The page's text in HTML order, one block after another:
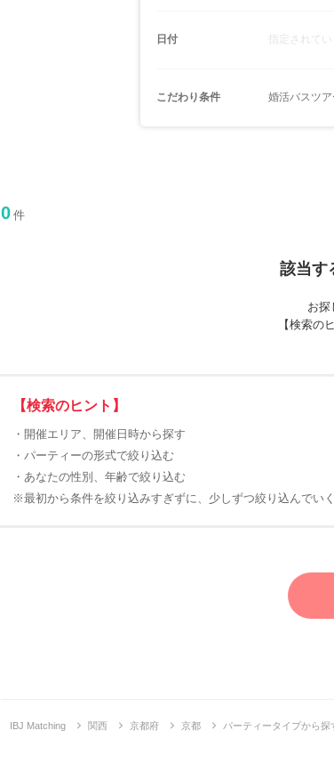
日付 指定されてい
こだわり条件 婚活バスツア
0 件
該当す
お探
【検索の
【検索のヒント】
・開催エリア、開催日時から探す
・パーティーの形式で絞り込む
・あなたの性別、年齢で絞り込む
※最初から条件を絞り込みすぎずに、少しずつ絞り込んでい
IBJ Matching 関西 京都府 京都 パーティータイプから探